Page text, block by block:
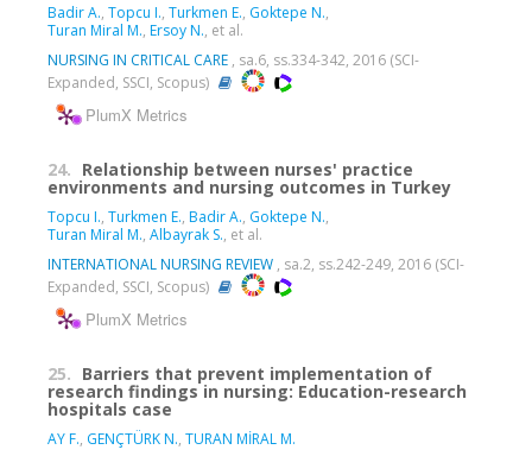
Badir A., Topcu I., Turkmen E., Goktepe N.,
Turan Miral M., Ersoy N., et al.
NURSING IN CRITICAL CARE , sa.6, ss.334-342, 2016 (SCI-
Expanded, SSCI, Scopus)
PlumX Metrics
24. Relationship between nurses' practice
environments and nursing outcomes in Turkey
Topcu I., Turkmen E., Badir A., Goktepe N.,
Turan Miral M., Albayrak S., et al.
INTERNATIONAL NURSING REVIEW , sa.2, ss.242-249, 2016 (SCI-
Expanded, SSCI, Scopus)
PlumX Metrics
25. Barriers that prevent implementation of
research findings in nursing: Education-research
hospitals case
AY F., GENÇTÜRK N., TURAN MİRAL M.